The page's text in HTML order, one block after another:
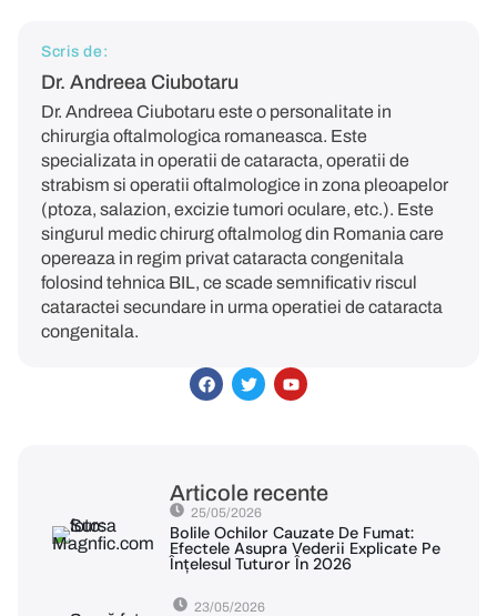
Scris de:
Dr. Andreea Ciubotaru
Dr. Andreea Ciubotaru este o personalitate in
chirurgia oftalmologica romaneasca. Este
specializata in operatii de cataracta, operatii de
strabism si operatii oftalmologice in zona pleoapelor
(ptoza, salazion, excizie tumori oculare, etc.). Este
singurul medic chirurg oftalmolog din Romania care
opereaza in regim privat cataracta congenitala
folosind tehnica BIL, ce scade semnificativ riscul
cataractei secundare in urma operatiei de cataracta
congenitala.
Articole recente
25/05/2026
Bolile Ochilor Cauzate De Fumat:
Efectele Asupra Vederii Explicate Pe
Înțelesul Tuturor În 2026
23/05/2026